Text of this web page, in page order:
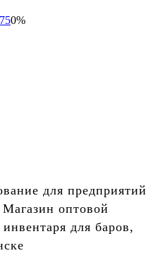
0%
для предприятий
оптовой
для баров,